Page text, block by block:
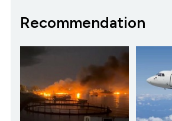
Recommendation